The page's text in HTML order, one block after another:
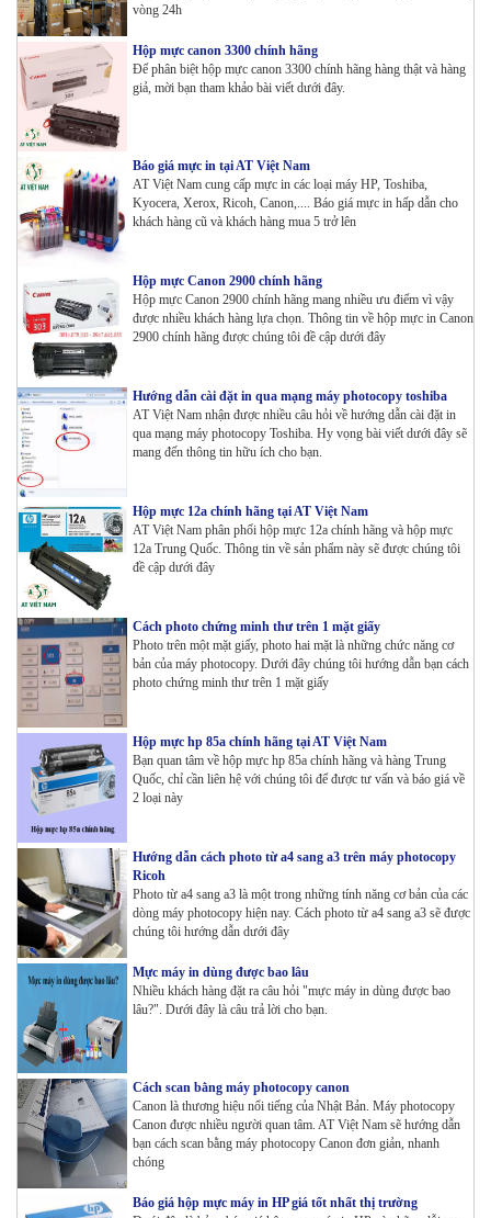
vòng 24h
Hộp mực canon 3300 chính hãng
Để phân biệt hộp mực canon 3300 chính hãng hàng thật và hàng
giả, mời bạn tham khảo bài viết dưới đây.
Báo giá mực in tại AT Việt Nam
AT Việt Nam cung cấp mực in các loại máy HP, Toshiba,
Kyocera, Xerox, Ricoh, Canon,.... Báo giá mực in hấp dẫn cho
khách hàng cũ và khách hàng mua 5 trở lên
Hộp mực Canon 2900 chính hãng
Hộp mực Canon 2900 chính hãng mang nhiều ưu điểm vì vậy
được nhiều khách hàng lựa chọn. Thông tin về hộp mực in Canon
2900 chính hãng được chúng tôi đề cập dưới đây
Hướng dẫn cài đặt in qua mạng máy photocopy toshiba
AT Việt Nam nhận được nhiều câu hỏi về hướng dẫn cài đặt in
qua mạng máy photocopy Toshiba. Hy vọng bài viết dưới đây sẽ
mang đến thông tin hữu ích cho bạn.
Hộp mực 12a chính hãng tại AT Việt Nam
AT Việt Nam phân phối hộp mực 12a chính hãng và hộp mực
12a Trung Quốc. Thông tin về sản phẩm này sẽ được chúng tôi
đề cập dưới đây
Cách photo chứng minh thư trên 1 mặt giấy
Photo trên một mặt giấy, photo hai mặt là những chức năng cơ
bản của máy photocopy. Dưới đây chúng tôi hướng dẫn bạn cách
photo chứng minh thư trên 1 mặt giấy
Hộp mực hp 85a chính hãng tại AT Việt Nam
Bạn quan tâm về hộp mực hp 85a chính hãng và hàng Trung
Quốc, chỉ cần liên hệ với chúng tôi để được tư vấn và báo giá về
2 loại này
Hướng dẫn cách photo từ a4 sang a3 trên máy photocopy
Ricoh
Photo từ a4 sang a3 là một trong những tính năng cơ bản của các
dòng máy photocopy hiện nay. Cách photo từ a4 sang a3 sẽ được
chúng tôi hướng dẫn dưới đây
Mực máy in dùng được bao lâu
Nhiều khách hàng đặt ra câu hỏi "mực máy in dùng được bao
lâu?". Dưới đây là câu trả lời cho bạn.
Cách scan bằng máy photocopy canon
Canon là thương hiệu nổi tiếng của Nhật Bản. Máy photocopy
Canon được nhiều người quan tâm. AT Việt Nam sẽ hướng dẫn
bạn cách scan bằng máy photocopy Canon đơn giản, nhanh
chóng
Báo giá hộp mực máy in HP giá tốt nhất thị trường